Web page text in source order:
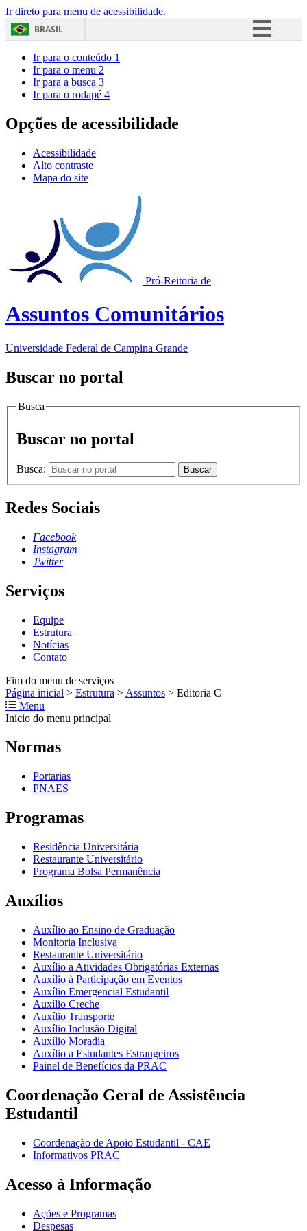
Ir direto para menu de acessibilidade.
BRASIL
Acesso à informação
Ir para o conteúdo 1
Ir para o menu 2
Ir para a busca 3
Ir para o rodapé 4
Opções de acessibilidade
Acessibilidade
Alto contraste
Mapa do site
Pró-Reitoria de
Assuntos Comunitários
Universidade Federal de Campina Grande
Buscar no portal
Busca
Buscar no portal
Busca: Buscar
Redes Sociais
Facebook
Instagram
Twitter
Serviços
Equipe
Estrutura
Notícias
Contato
Fim do menu de serviços
Página inicial > Estrutura > Assuntos > Editoria C
Menu
Início do menu principal
Normas
Portarias
PNAES
Programas
Residência Universitária
Restaurante Universitário
Programa Bolsa Permanência
Auxílios
Auxílio ao Ensino de Graduação
Monitoria Inclusiva
Restaurante Universitário
Auxílio a Atividades Obrigatórias Externas
Auxílio à Participação em Eventos
Auxílio Emergencial Estudantil
Auxílio Creche
Auxílio Transporte
Auxílio Inclusão Digital
Auxílio Moradia
Auxílio a Estudantes Estrangeiros
Painel de Benefícios da PRAC
Coordenação Geral de Assistência
Estudantil
Coordenação de Apoio Estudantil - CAE
Informativos PRAC
Acesso à Informação
Ações e Programas
Despesas